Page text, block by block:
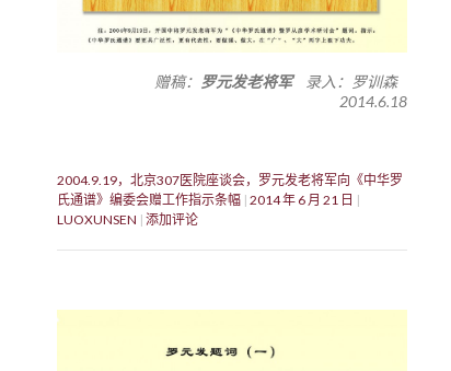
赠稿： 罗元发老将军录入：罗训森
2014.6.18
2004.9.19，北京307医院座谈会，罗元发老将军向《中华罗
氏通谱》编委会赠工作指示条幅 2014 年 6 月 21 日
LUOXUNSEN 添加评论